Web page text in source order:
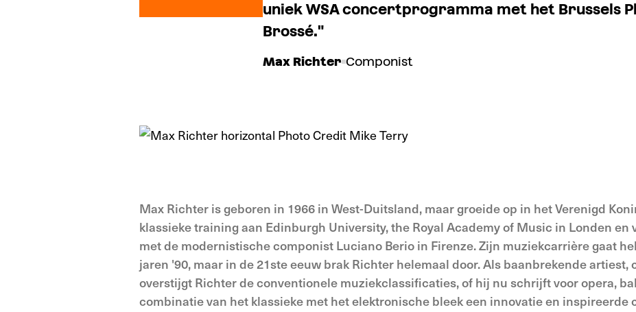
uniek WSA concertprogramma met het Brussels
Brossé."
Max Richter Componist
Max Richter is geboren in 1966 in West-Duitsland, maar groeide op in het Verenigd
klassieke training aan Edinburgh University, the Royal Academy of Music in Londen
met de modernistische componist Luciano Berio in Firenze. Zijn muziekcarrière gaat
jaren '90, maar in de 21ste eeuw brak Richter helemaal door. Als baanbrekende
overstijgt Richter de conventionele muziekclassificaties, of hij nu schrijft voor opera,
combinatie van het klassieke met het elektronische bleek een innovatie en inspireerde